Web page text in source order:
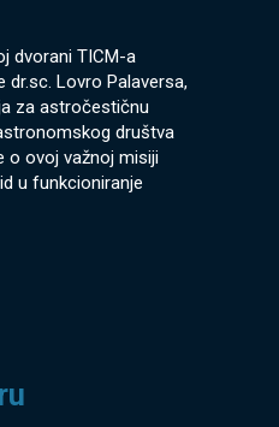
dvorani TICM-a
dr.sc. Lovro Palaversa,
za astročestičnu
društva
o ovoj važnoj misiji
u funkcioniranje